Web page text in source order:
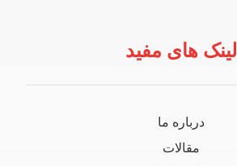
لینک های مفید
درباره ما
مقالات